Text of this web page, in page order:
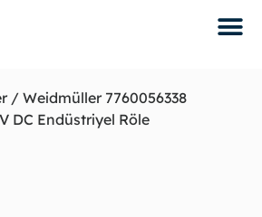
/ Weidmüller 7760056338
DC Endüstriyel Röle